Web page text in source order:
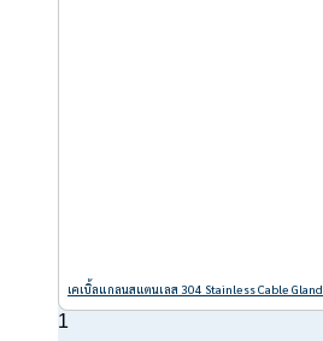
เคเบิ้ลแกลนสแตนเลส 304 Stainless Cable Gland